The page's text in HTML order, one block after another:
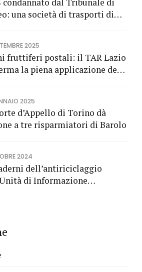
una società di trasporti di
2025
fruttiferi postali: il TAR Lazio
la piena applicazione del
postali.
2025
d’Appello di Torino dà
a tre risparmiatori di Barolo
2024
dell’antiriciclaggio
di Informazione